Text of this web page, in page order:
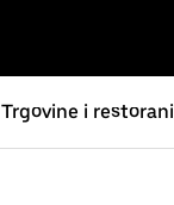
Trgovine i restorani